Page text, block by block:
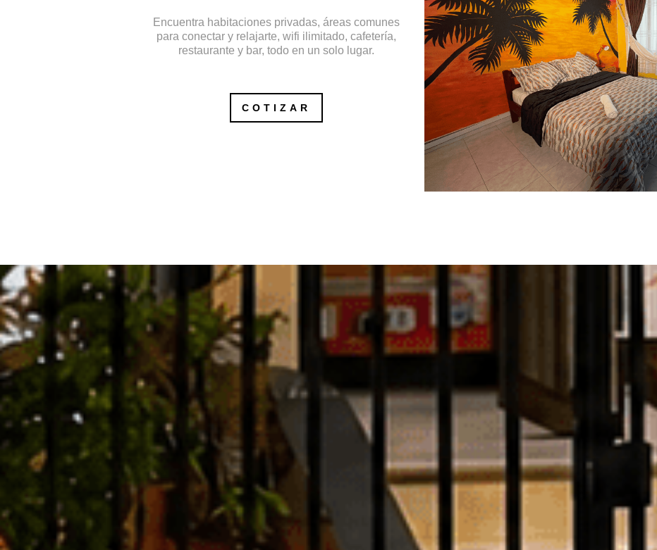
Encuentra habitaciones privadas, áreas comunes
para conectar y relajarte, wifi ilimitado, cafetería,
restaurante y bar, todo en un solo lugar.
COTIZAR